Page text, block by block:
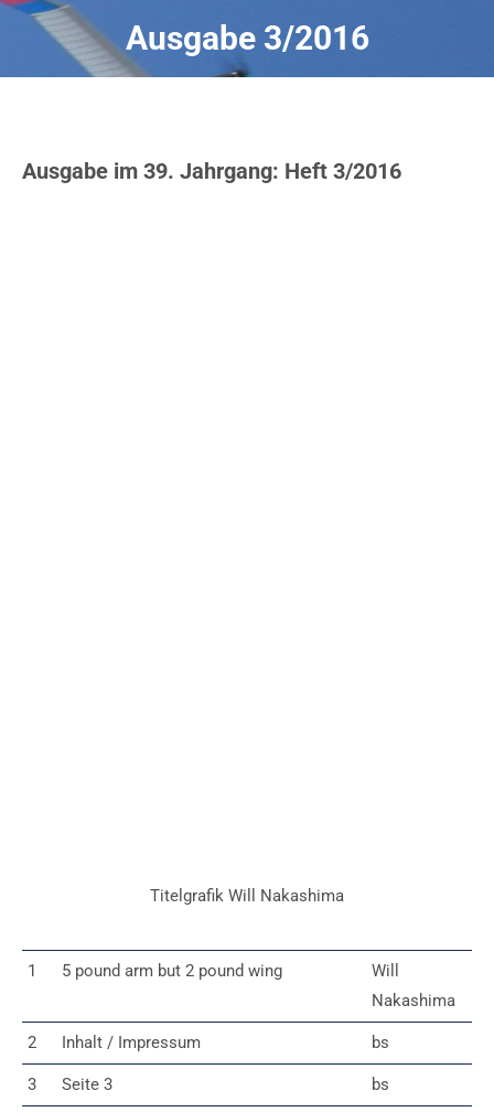
Ausgabe 3/2016
Ausgabe im 39. Jahrgang: Heft 3/2016
Titelgrafik Will Nakashima
1 5 pound arm but 2 pound wing
Will
Nakashima
2 Inhalt / Impressum bs
3 Seite 3 bs